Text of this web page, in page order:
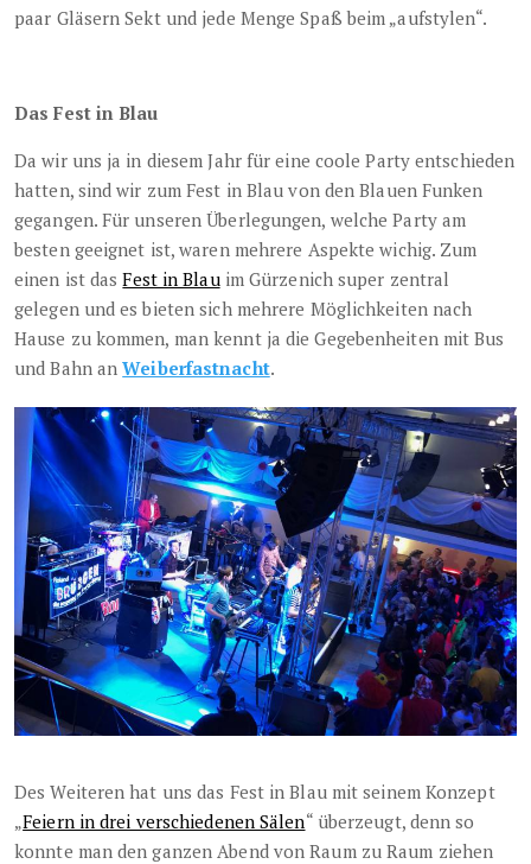
paar Gläsern Sekt und jede Menge Spaß beim „aufstylen“.
Das Fest in Blau
Da wir uns ja in diesem Jahr für eine coole Party entschieden
hatten, sind wir zum Fest in Blau von den Blauen Funken
gegangen. Für unseren Überlegungen, welche Party am
besten geeignet ist, waren mehrere Aspekte wichig. Zum
einen ist dasFest in Blauim Gürzenich super zentral
gelegen und es bieten sich mehrere Möglichkeiten nach
Hause zu kommen, man kennt ja die Gegebenheiten mit Bus
und Bahn anWeiberfastnacht.
Des Weiteren hat uns das Fest in Blau mit seinem Konzept
„Feiern in drei verschiedenen Sälen“ überzeugt, denn so
konnte man den ganzen Abend von Raum zu Raum ziehen